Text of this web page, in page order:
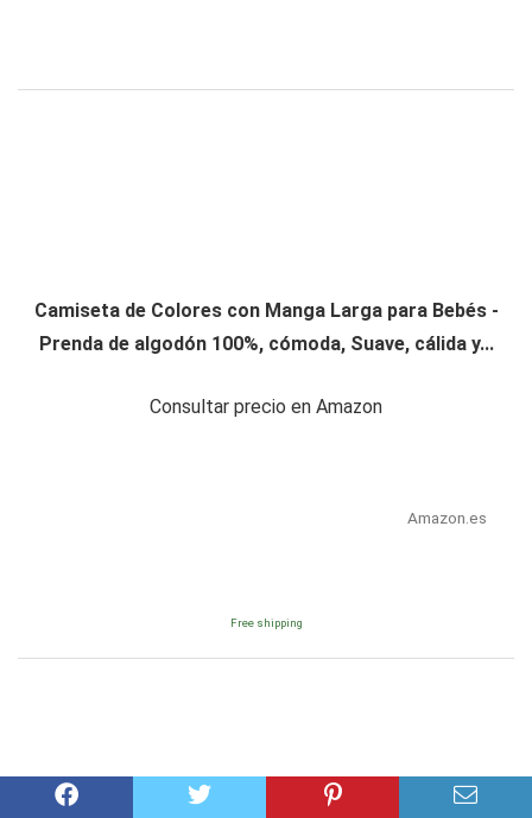
Camiseta de Colores con Manga Larga para Bebés -
Prenda de algodón 100%, cómoda, Suave, cálida y...
Consultar precio en Amazon
Amazon.es
Free shipping